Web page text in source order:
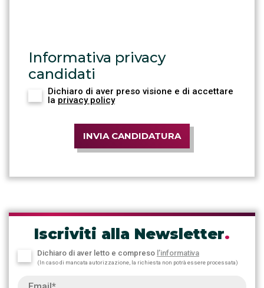
Informativa privacy
candidati
Dichiaro di aver preso visione e di accettare
la privacy policy
INVIA CANDIDATURA
Iscriviti alla Newsletter.
Dichiaro di aver letto e compreso l’informativa
(In caso di mancata autorizzazione, la richiesta non potrà essere processata)